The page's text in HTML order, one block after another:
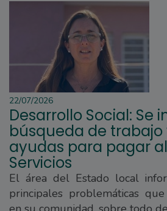
22/07/2026
Desarrollo Social: Se
búsqueda de trabajo
ayudas para pagar
Servicios
El área del Estado local
principales problemáticas